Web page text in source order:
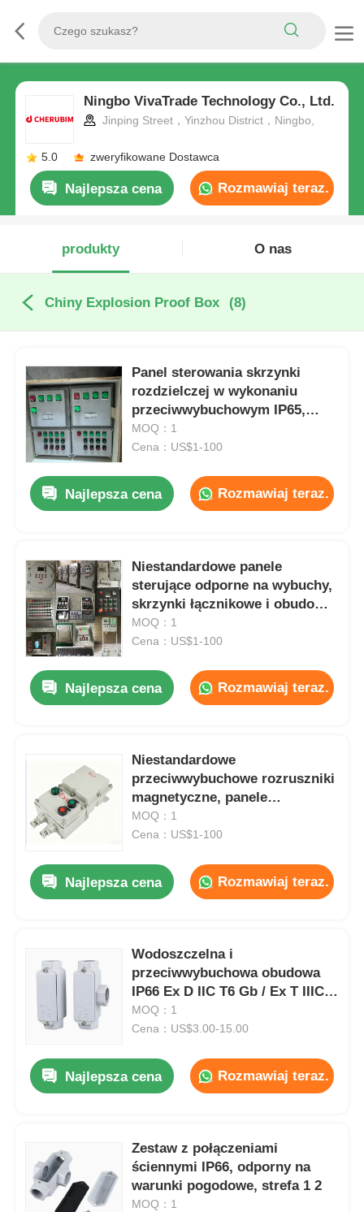
Ningbo VivaTrade Technology Co., Ltd.
Jinping Street，Yinzhou District，Ningbo,
5.0 zweryfikowane Dostawca
Najlepsza cena Rozmawiaj teraz.
produkty O nas
Chiny Explosion Proof Box (8)
Panel sterowania skrzynki
rozdzielczej w wykonaniu
przeciwwybuchowym IP65,
odporny na korozję
MOQ：1
Cena：US$1-100
Najlepsza cena Rozmawiaj teraz.
Niestandardowe panele
sterujące odporne na wybuchy,
skrzynki łącznikowe i obudowy
elektryczne
MOQ：1
Cena：US$1-100
Najlepsza cena Rozmawiaj teraz.
Niestandardowe
przeciwwybuchowe rozruszniki
magnetyczne, panele
sterowania silnikami i skrzynki
sterowania pompami wodnymi
MOQ：1
Cena：US$1-100
Najlepsza cena Rozmawiaj teraz.
Wodoszczelna i
przeciwwybuchowa obudowa
IP66 Ex D IIC T6 Gb / Ex T IIIC
T80°C Db dla stref zagrożonych
wybuchem
MOQ：1
Cena：US$3.00-15.00
Najlepsza cena Rozmawiaj teraz.
Zestaw z połączeniami
ściennymi IP66, odporny na
warunki pogodowe, strefa 1 2
MOQ：1